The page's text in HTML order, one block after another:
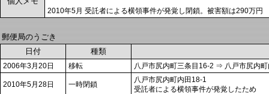
2010年5月 受託者による横領事件が発覚し閉鎖。被害額は290万円
郵便局のうごき
日付
種類
2006年3月20日 移転 八戸市尻内町三条目16-2 ⇒ 八戸市尻内
2010年5月28日 一時閉鎖
八戸市尻内町内田18-1
受託者による横領事件が発覚したため